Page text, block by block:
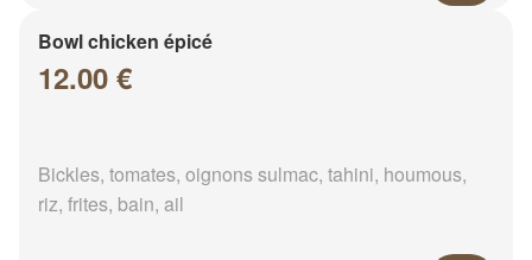
Bowl chicken épicé
12.00 €
Bickles, tomates, oignons sulmac, tahini, houmous,
riz, frites, bain, ail